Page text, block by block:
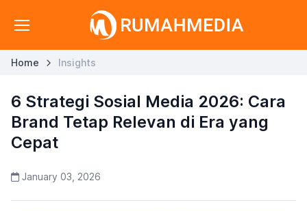
Home Insights
6 Strategi Sosial Media 2026: Cara
Brand Tetap Relevan di Era yang
Cepat
January 03, 2026